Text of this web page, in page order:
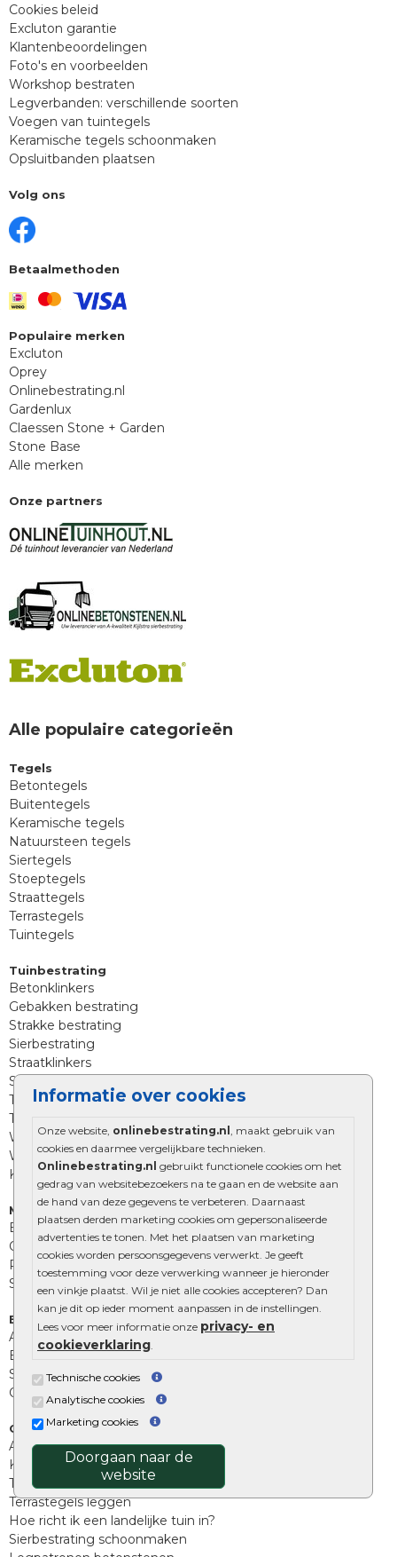
Informatie over cookies
Onze website, onlinebestrating.nl , maakt gebruik van
cookies en daarmee vergelijkbare technieken.
Onlinebestrating.nl gebruikt functionele cookies om het
gedrag van websitebezoekers na te gaan en de website aan
de hand van deze gegevens te verbeteren. Daarnaast
plaatsen derden marketing cookies om gepersonaliseerde
advertenties te tonen. Met het plaatsen van marketing
cookies worden persoonsgegevens verwerkt. Je geeft
toestemming voor deze verwerking wanneer je hieronder
een vinkje plaatst. Wil je niet alle cookies accepteren? Dan
kan je dit op ieder moment aanpassen in de instellingen.
Lees voor meer informatie onze privacy- en
cookieverklaring.
Technische cookies
Analytische cookies
Marketing cookies
Doorgaan naar de
website
Cookies beleid
Excluton garantie
Klantenbeoordelingen
Foto's en voorbeelden
Workshop bestraten
Legverbanden: verschillende soorten
Voegen van tuintegels
Keramische tegels schoonmaken
Opsluitbanden plaatsen
Volg ons
Betaalmethoden
Populaire merken
Excluton
Oprey
Onlinebestrating.nl
Gardenlux
Claessen Stone + Garden
Stone Base
Alle merken
Onze partners
Alle populaire categorieën
Tegels
Betontegels
Buitentegels
Keramische tegels
Natuursteen tegels
Siertegels
Stoeptegels
Straattegels
Terrastegels
Tuintegels
Tuinbestrating
Betonklinkers
Gebakken bestrating
Strakke bestrating
Sierbestrating
Straatklinkers
Straatstenen
Trommelstenen
Tuinstenen
Waalformaat
Wildverband bestrating
Kingstones
Muurelementen
Betonbielzen
Opsluitbanden
Palissades
Stapelblokken
Extra benodigdheden
Afwatering en diversen
Beplantings en betonelementen
Split, grind en zand
Oprit tegels
Overig
Aanbiedingen
Kunstgras
Tuintegels outlet
Terrastegels leggen
Hoe richt ik een landelijke tuin in?
Sierbestrating schoonmaken